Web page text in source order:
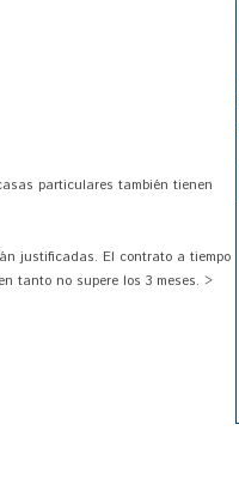
particulares también tienen
justificadas. El contrato a tiempo
tanto no supere los 3 meses. >